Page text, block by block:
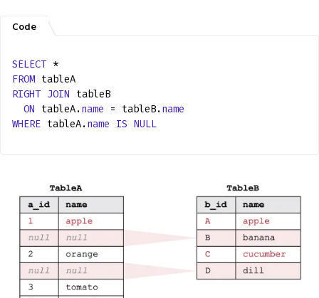
SELECT *
FROM tableA
RIGHT JOIN tableB
ON tableA.name = tableB.name
WHERE tableA.name IS NULL